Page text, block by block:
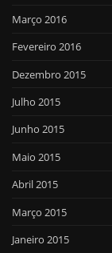
Março 2016
Fevereiro 2016
Dezembro 2015
Julho 2015
Junho 2015
Maio 2015
Abril 2015
Março 2015
Janeiro 2015